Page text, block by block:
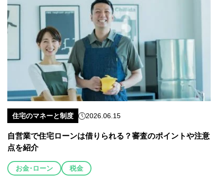
住宅のマネーと制度 2026.06.15
自営業で住宅ローンは借りられる？審査のポイントや注意
点を紹介
お金･ローン 税金